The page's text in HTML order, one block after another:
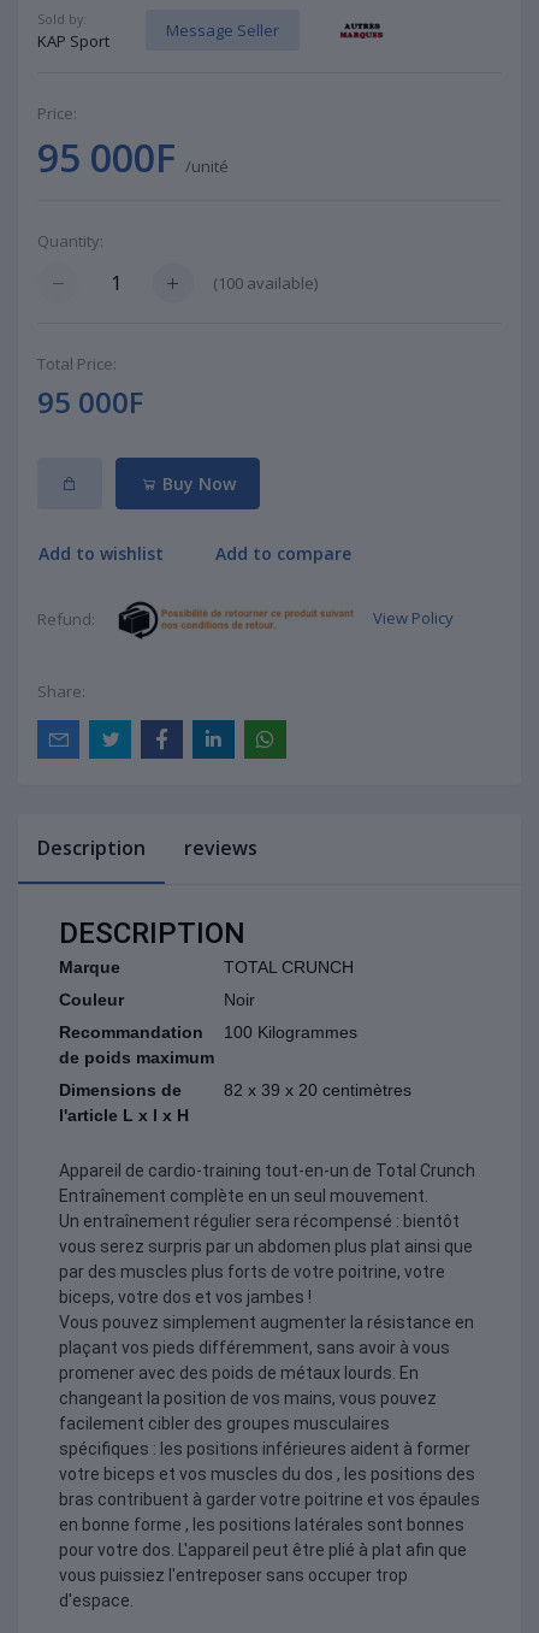
Sold by:
KAP Sport
Message Seller
Price:
95 000F /unité
Quantity:
(100 available)
Total Price:
95 000F
Buy Now
Add to wishlist Add to compare
Refund: View Policy
Share:
Description reviews
DESCRIPTION
Marque
TOTAL CRUNCH
Couleur
Noir
Recommandation
de poids maximum
100 Kilogrammes
Dimensions de
l'article L x l x H
82 x 39 x 20 centimètres
Appareil de cardio-training tout-en-un de Total Crunch
Entraînement complète en un seul mouvement.
Un entraînement régulier sera récompensé : bientôt
vous serez surpris par un abdomen plus plat ainsi que
par des muscles plus forts de votre poitrine, votre
biceps, votre dos et vos jambes !
Vous pouvez simplement augmenter la résistance en
plaçant vos pieds différemment, sans avoir à vous
promener avec des poids de métaux lourds. En
changeant la position de vos mains, vous pouvez
facilement cibler des groupes musculaires
spécifiques : les positions inférieures aident à former
votre biceps et vos muscles du dos , les positions des
bras contribuent à garder votre poitrine et vos épaules
en bonne forme , les positions latérales sont bonnes
pour votre dos. L'appareil peut être plié à plat afin que
vous puissiez l'entreposer sans occuper trop
d'espace.